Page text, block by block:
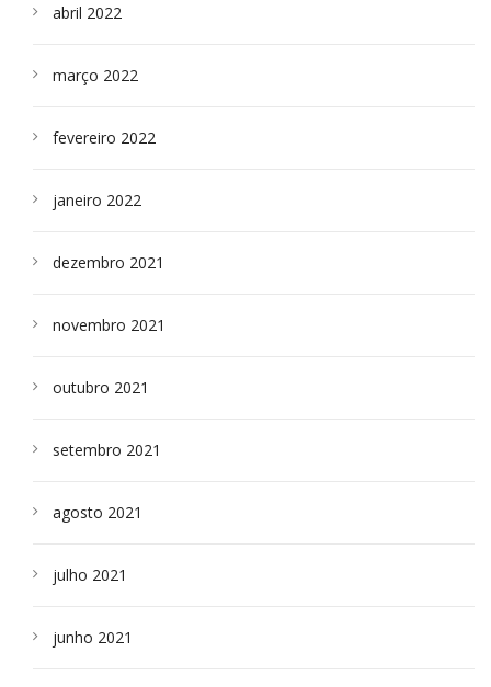
abril 2022
março 2022
fevereiro 2022
janeiro 2022
dezembro 2021
novembro 2021
outubro 2021
setembro 2021
agosto 2021
julho 2021
junho 2021